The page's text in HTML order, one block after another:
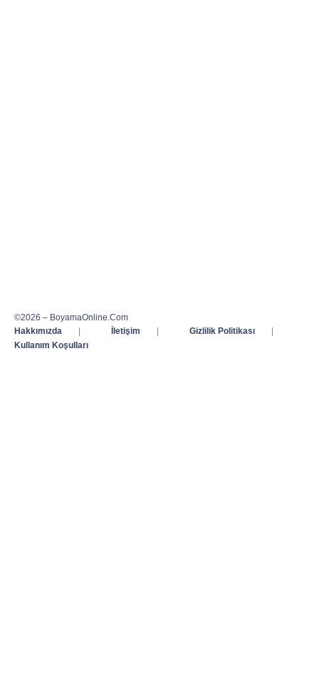
©2026 – BoyamaOnline.Com
Hakkımızda
| İletişim | Gizlilik Politikası
|
Kullanım Koşulları